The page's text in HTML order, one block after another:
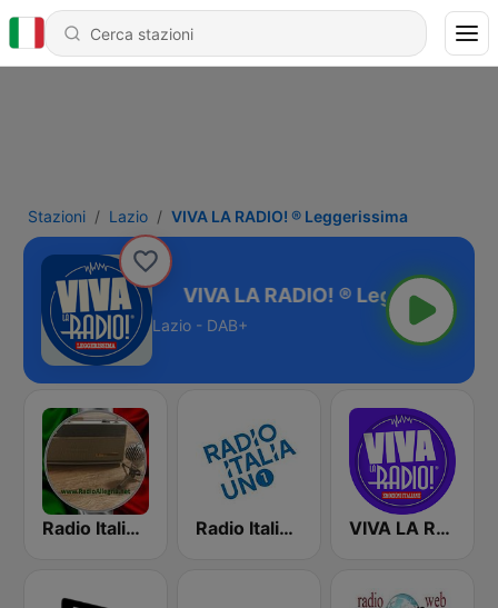
Stazioni Lazio VIVA LA RADIO! ® Leggerissima
Lazio - DAB+
Radio Italiana Allegria Radio Italia Uno 1 VIVA LA RADIO! ® Emozioni Italiane